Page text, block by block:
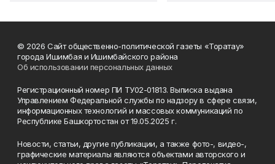
© 2026 Сайт общественно-политической газеты «Торатау»
города Ишимбая и Ишимбайского района
Об использовании персональных данных
Регистрационный номер ПИ ТУ02-01813. Выписка выдана
Управлением Федеральной службы по надзору в сфере связи,
информационных технологий и массовых коммуникаций по
Республике Башкортостан от 19.05.2025 г.
Новости, статьи, другие публикации, а также фото-, видео-,
графические материалы являются объектами авторского и